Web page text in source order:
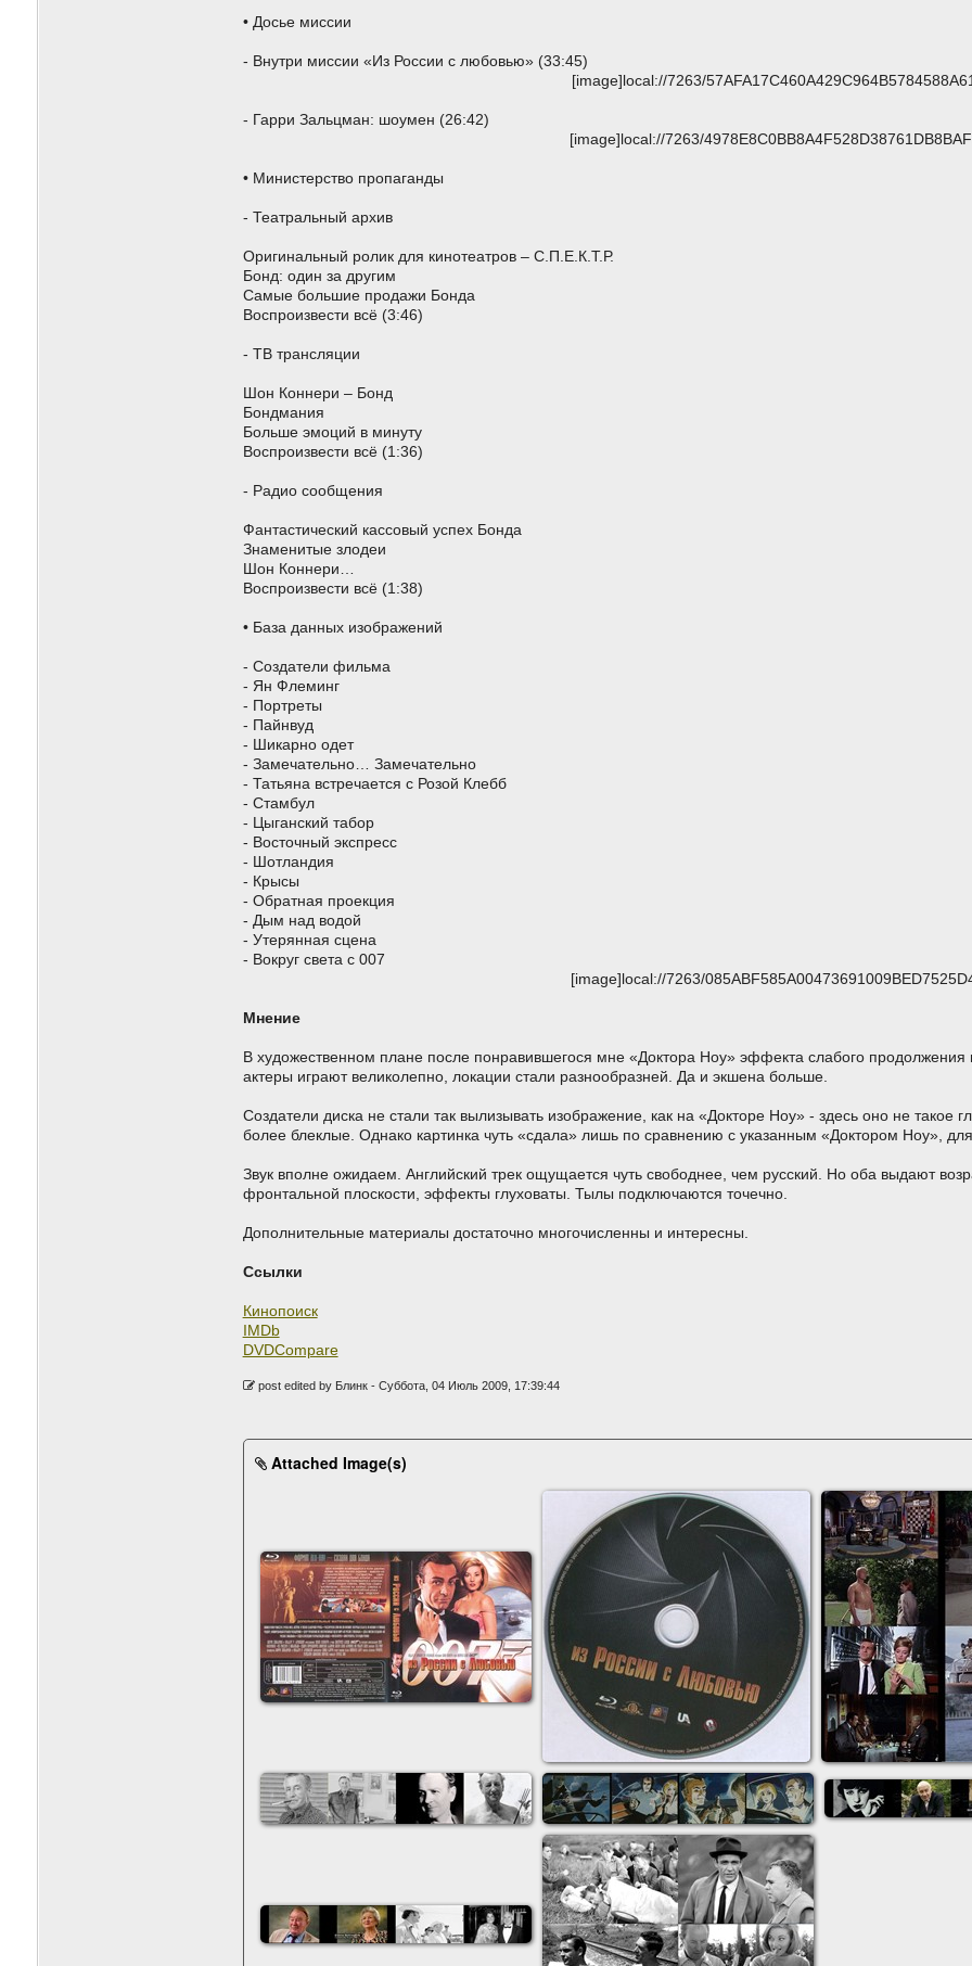
• Досье миссии
- Внутри миссии «Из России с любовью» (33:45)
[image]local://7263/
- Гарри Зальцман: шоумен (26:42)
[image]local://7263/
• Министерство пропаганды
- Театральный архив
Оригинальный ролик для кинотеатров – С.П.Е.К.Т.Р.
Бонд: один за другим
Самые большие продажи Бонда
Воспроизвести всё (3:46)
- ТВ трансляции
Шон Коннери – Бонд
Бондмания
Больше эмоций в минуту
Воспроизвести всё (1:36)
- Радио сообщения
Фантастический кассовый успех Бонда
Знаменитые злодеи
Шон Коннери…
Воспроизвести всё (1:38)
• База данных изображений
- Создатели фильма
- Ян Флеминг
- Портреты
- Пайнвуд
- Шикарно одет
- Замечательно… Замечательно
- Татьяна встречается с Розой Клебб
- Стамбул
- Цыганский табор
- Восточный экспресс
- Шотландия
- Крысы
- Обратная проекция
- Дым над водой
- Утерянная сцена
- Вокруг света с 007
[image]local://7263/
Мнение
В художественном плане после понравившегося мне «Доктора Ноу» эффекта слабого
актеры играют великолепно, локации стали разнообразней. Да и экшена больше.
Создатели диска не стали так вылизывать изображение, как на «Докторе Ноу» - здесь оно не такое
более блеклые. Однако картинка чуть «сдала» лишь по сравнению с указанным «Доктором Ноу»,
Звук вполне ожидаем. Английский трек ощущается чуть свободнее, чем русский. Но оба выдают
фронтальной плоскости, эффекты глуховаты. Тылы подключаются точечно.
Дополнительные материалы достаточно многочисленны и интересны.
Ссылки
Кинопоиск
IMDb
DVDCompare
post edited by Блинк - Суббота, 04 Июль 2009, 17:39:44
Attached Image(s)